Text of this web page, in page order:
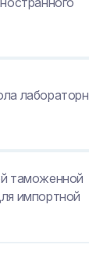
таможенной
импортной